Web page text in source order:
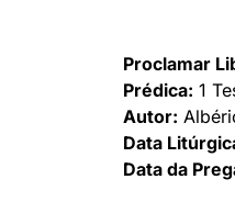
Proclamar
Prédica: 1
Autor:
Data
Data da